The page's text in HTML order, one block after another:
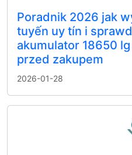
Poradnik 2026 jak
tuyến uy tín i
akumulator 18650
przed zakupem
2026-01-28